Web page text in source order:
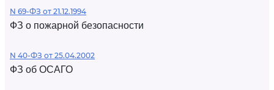
N 69-ФЗ от 21.12.1994
ФЗ о пожарной безопасности
N 40-ФЗ от 25.04.2002
ФЗ об ОСАГО